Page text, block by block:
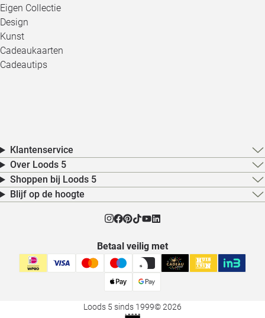
Eigen Collectie
Design
Kunst
Cadeaukaarten
Cadeautips
Klantenservice
Over Loods 5
Shoppen bij Loods 5
Blijf op de hoogte
Betaal veilig met
Loods 5 sinds 1999© 2026